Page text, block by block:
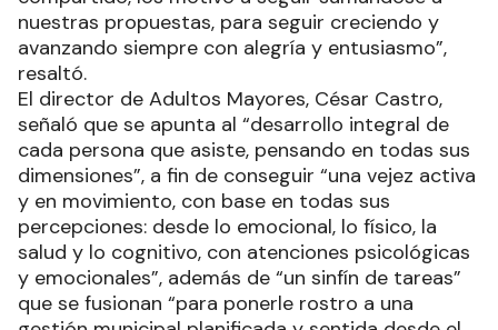
nuestras propuestas, para seguir creciendo y
avanzando siempre con alegría y entusiasmo”,
resaltó.
El director de Adultos Mayores, César Castro,
señaló que se apunta al “desarrollo integral de
cada persona que asiste, pensando en todas sus
dimensiones”, a fin de conseguir “una vejez activa
y en movimiento, con base en todas sus
percepciones: desde lo emocional, lo físico, la
salud y lo cognitivo, con atenciones psicológicas
y emocionales”, además de “un sinfín de tareas”
que se fusionan “para ponerle rostro a una